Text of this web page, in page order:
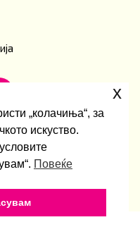
by
„колачиња“, за
искуство.
Повеќе
x